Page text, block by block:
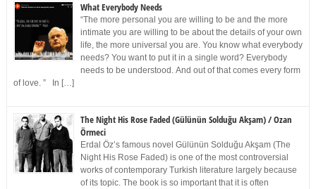
What Everybody Needs
“The more personal you are willing to be and the more
intimate you are willing to be about the details of your own
life, the more universal you are. You know what everybody
needs? You want to put it in a single word? Everybody
needs to be understood. And out of that comes every form
of love. ” In […]
The Night His Rose Faded (Gülünün Solduğu Akşam) / Ozan
Örmeci
Erdal Öz’s famous novel Gülünün Solduğu Akşam (The
Night His Rose Faded) is one of the most controversial
works of contemporary Turkish literature largely because
of its topic. The book is so important that it is often